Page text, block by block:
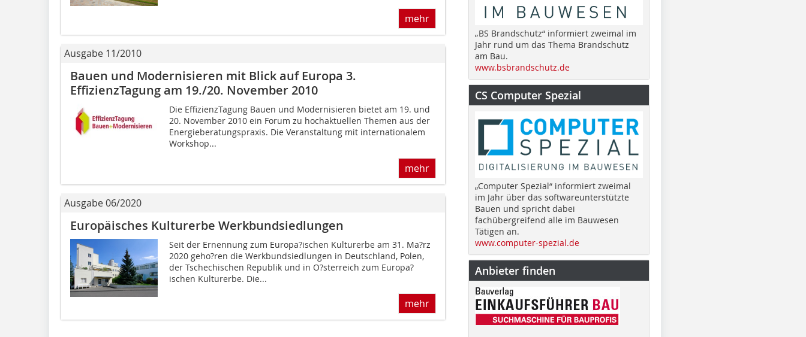
mehr
Ausgabe 11/2010
Bauen und Modernisieren mit Blick auf Europa 3.
EffizienzTagung am 19./20. November 2010
Die EffizienzTagung Bauen und Modernisieren bietet am 19. und
20. November 2010 ein Forum zu hochaktuellen Themen aus der
Energieberatungspraxis. Die Veranstaltung mit internationalem
Workshop...
mehr
Ausgabe 06/2020
Europäisches Kulturerbe Werkbundsiedlungen
Seit der Ernennung zum Europa?ischen Kulturerbe am 31. Ma?rz
2020 geho?ren die Werkbundsiedlungen in Deutschland, Polen,
der Tschechischen Republik und in O?sterreich zum Europa?
ischen Kulturerbe. Die...
mehr
„BS Brandschutz“ informiert zweimal im
Jahr rund um das Thema Brandschutz
am Bau.
www.bsbrandschutz.de
CS Computer Spezial
„Computer Spezial“ informiert zweimal
im Jahr über das softwareunterstützte
Bauen und spricht dabei
fachübergreifend alle im Bauwesen
Tätigen an.
www.computer-spezial.de
Anbieter finden